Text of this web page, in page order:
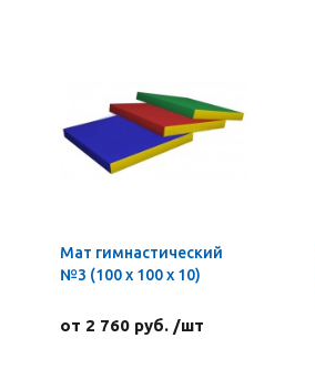
Мат гимнастический
№3 (100 х 100 х 10)
от 2 760 руб. /шт